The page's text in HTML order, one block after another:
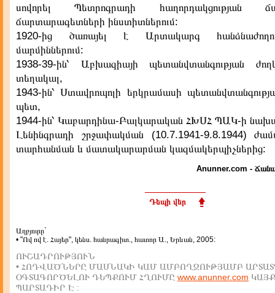
սովորել Պետրոգրադի հաղորդակցության
ճարտարագետների ինստիտներում:
1920-ից ծառայել է Արտակարգ
մարմիններում:
1938-39-ին՝ Աբխազիայի պետանվտանգության
տեղակալ,
1943-ին՝ Ստավրոպոլի երկրամասի
պետ,
1944-ին՝ Կաբարդինա-Բալկարական ՀԽՍՀ ՊԱԿ-ի
Լենինգրադի շրջափակման (10.7.1941-9.8.1944)
տարհանման և մատակարարման կազմակերպիչներից:
Anunner.com -
Դեպի վեր
Աղբյուրը`
• "Ով ով է. Հայեր", կենս. հանրագիտ., հատոր Ա., Երևան, 2005:
ՈՒՇԱԴՐՈՒԹՅՈՒՆ
• ՀՈԴՎԱԾՆԵՐԸ ՄԱՍՆԱԿԻ ԿԱՄ ԱՄԲՈՂՋՈՒԹՅԱՄԲ
ՕԳՏԱԳՈՐԾԵԼՈՒ ԴԵՊՔՈՒՄ ՀՂՈՒՄԸ www.anunner.com
ՊԱՐՏԱԴԻՐ Է :